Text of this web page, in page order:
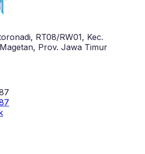
RT08/RW01, Kec.
Prov. Jawa Timur